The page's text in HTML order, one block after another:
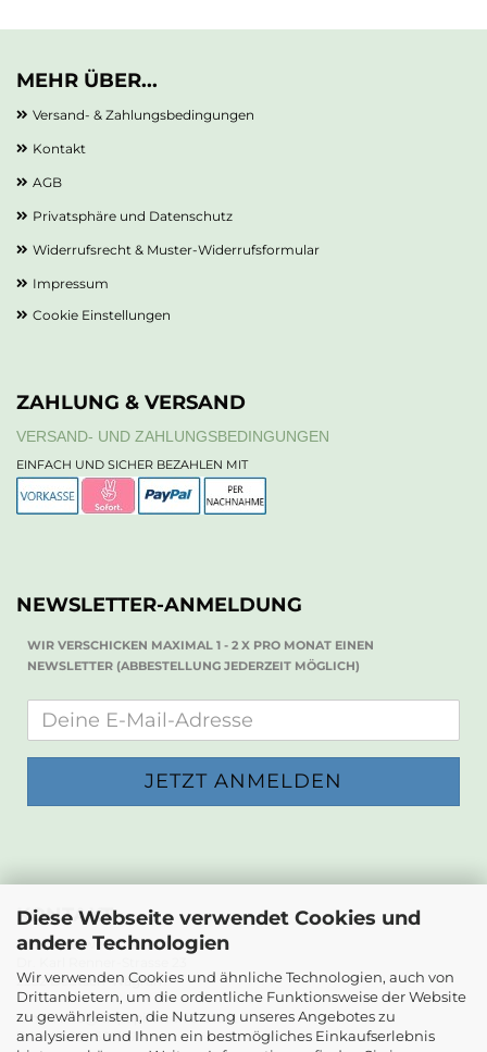
Diese Webseite verwendet Cookies und
andere Technologien
Wir verwenden Cookies und ähnliche Technologien, auch von
Drittanbietern, um die ordentliche Funktionsweise der Website
zu gewährleisten, die Nutzung unseres Angebotes zu
analysieren und Ihnen ein bestmögliches Einkaufserlebnis
MEHR ÜBER...
Versand- & Zahlungsbedingungen
Kontakt
AGB
Privatsphäre und Datenschutz
Widerrufsrecht & Muster-Widerrufsformular
Impressum
Cookie Einstellungen
ZAHLUNG & VERSAND
VERSAND- UND ZAHLUNGSBEDINGUNGEN
EINFACH UND SICHER BEZAHLEN MIT
NEWSLETTER-ANMELDUNG
WIR VERSCHICKEN MAXIMAL 1 - 2 X PRO MONAT EINEN
NEWSLETTER (ABBESTELLUNG JEDERZEIT MÖGLICH)
KONTAKT
Die Papierwerkstatt
2232 Deutsch-Wagram
Email: info@diepapierwerkstatt.at
Tel. +43 664 5261978